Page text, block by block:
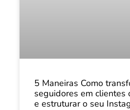
5 Maneiras Como
seguidores em clientes
e estruturar o seu